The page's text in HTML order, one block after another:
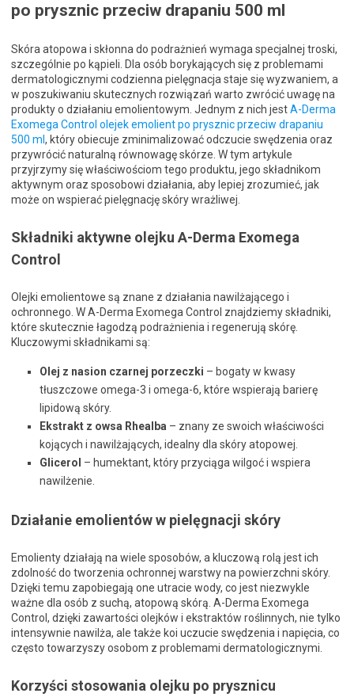
po prysznic przeciw drapaniu 500 ml
Skóra atopowa i skłonna do podrażnień wymaga specjalnej troski,
szczególnie po kąpieli. Dla osób borykających się z problemami
dermatologicznymi codzienna pielęgnacja staje się wyzwaniem, a
w poszukiwaniu skutecznych rozwiązań warto zwrócić uwagę na
produkty o działaniu emolientowym. Jednym z nich jestA-Derma
Exomega Control olejek emolient po prysznic przeciw drapaniu
500 ml , który obiecuje zminimalizować odczucie swędzenia oraz
przywrócić naturalną równowagę skórze. W tym artykule
przyjrzymy się właściwościom tego produktu, jego składnikom
aktywnym oraz sposobowi działania, aby lepiej zrozumieć, jak
może on wspierać pielęgnację skóry wrażliwej.
Składniki aktywne olejku A-Derma Exomega
Control
Olejki emolientowe są znane z działania nawilżającego i
ochronnego. W A-Derma Exomega Control znajdziemy składniki,
które skutecznie łagodzą podrażnienia i regenerują skórę.
Kluczowymi składnikami są:
Olej z nasion czarnej porzeczki – bogaty w kwasy
tłuszczowe omega-3 i omega-6, które wspierają barierę
lipidową skóry.
Ekstrakt z owsa Rhealba – znany ze swoich właściwości
kojących i nawilżających, idealny dla skóry atopowej.
Glicerol – humektant, który przyciąga wilgoć i wspiera
nawilżenie.
Działanie emolientów w pielęgnacji skóry
Emolienty działają na wiele sposobów, a kluczową rolą jest ich
zdolność do tworzenia ochronnej warstwy na powierzchni skóry.
Dzięki temu zapobiegają one utracie wody, co jest niezwykle
ważne dla osób z suchą, atopową skórą. A-Derma Exomega
Control, dzięki zawartości olejków i ekstraktów roślinnych, nie tylko
intensywnie nawilża, ale także koi uczucie swędzenia i napięcia, co
często towarzyszy osobom z problemami dermatologicznymi.
Korzyści stosowania olejku po prysznicu